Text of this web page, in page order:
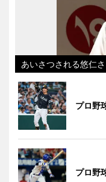
あいさつされる悠仁さ
プロ野
プロ野